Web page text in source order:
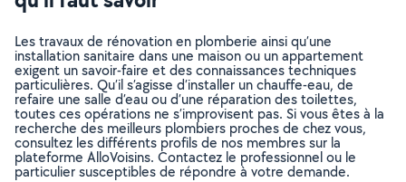
Les travaux de rénovation en plomberie ainsi qu’une
installation sanitaire dans une maison ou un appartement
exigent un savoir-faire et des connaissances techniques
particulières. Qu’il s’agisse d’installer un chauffe-eau, de
refaire une salle d’eau ou d’une réparation des toilettes,
toutes ces opérations ne s’improvisent pas. Si vous êtes à la
recherche des meilleurs plombiers proches de chez vous,
consultez les différents profils de nos membres sur la
plateforme AlloVoisins. Contactez le professionnel ou le
particulier susceptibles de répondre à votre demande.